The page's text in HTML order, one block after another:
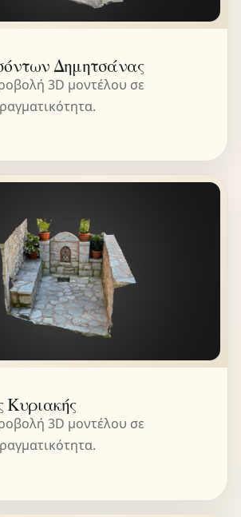
Δημητσάνας
3D μοντέλου σε
Κυριακής
3D μοντέλου σε